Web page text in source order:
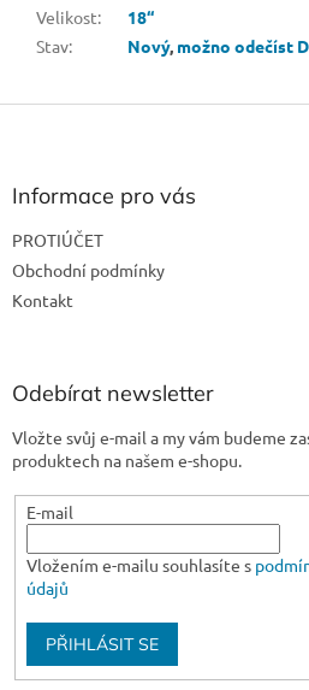
Velikost:
18“
Stav: Nový, možno odečíst
Z
Informace pro vás
PROTIÚČET
Obchodní podmínky
Kontakt
Odebírat newsletter
Vložte svůj e-mail a my vám budeme
produktech na našem e-shopu.
E-mail
Vložením e-mailu souhlasíte s
údajů
PŘIHLÁSIT SE